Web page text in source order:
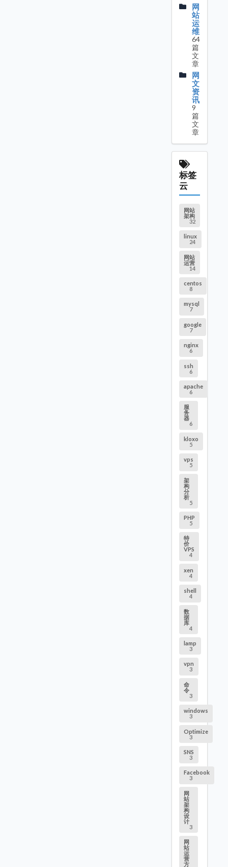
网
站
运
维
64
篇
文
章
网
文
资
讯
9
篇
文
章
标签
云
网站
架构
32
linux
24
网站
运营
14
centos
8
mysql
7
google
7
nginx
6
ssh
6
apache
6
服
务
器
6
kloxo
5
vps
5
架
构
分
析
5
PHP
5
特
价
VPS
4
xen
4
shell
4
数
据
库
4
lamp
3
vpn
3
命
令
3
windows
3
Optimize
3
SNS
3
Facebook
3
网
站
架
构
设
计
3
网
站
运
营
方